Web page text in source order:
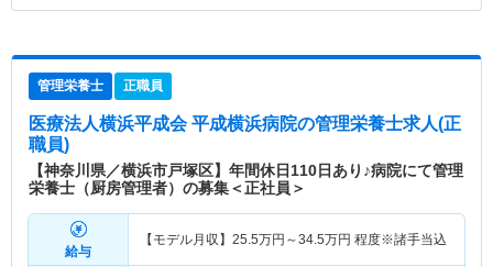
管理栄養士 正職員
医療法人横浜平成会 平成横浜病院の管理栄養士求人(正
職員)
【神奈川県／横浜市戸塚区】年間休日110日あり♪病院にて管理
栄養士（厨房管理者）の募集＜正社員＞
給与
【モデル月収】 25.5万円～34.5万円 程度※諸手当込